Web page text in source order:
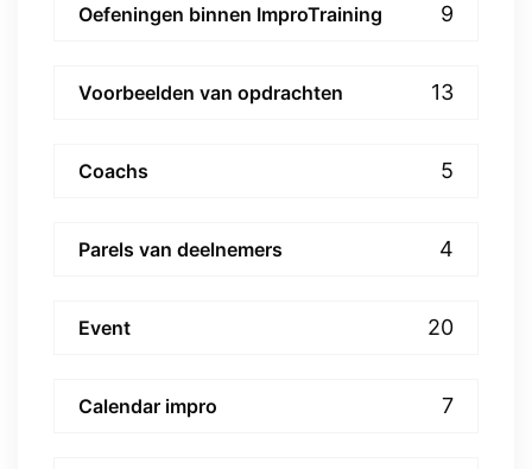
Oefeningen binnen ImproTraining 9
Voorbeelden van opdrachten 13
Coachs 5
Parels van deelnemers 4
Event 20
Calendar impro 7